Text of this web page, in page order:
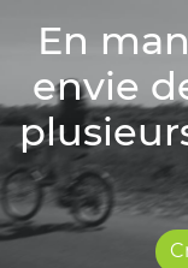
En
envie